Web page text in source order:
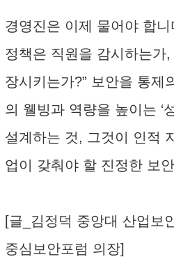
경영진은 이제 물어야 합
정책은 직원을 감시하는가
장시키는가?” 보안을 통제
의 웰빙과 역량을 높이는 ‘
설계하는 것, 그것이 인적
업이 갖춰야 할 진정한 보
[글_김정덕 중앙대 산업보
중심보안포럼 의장]